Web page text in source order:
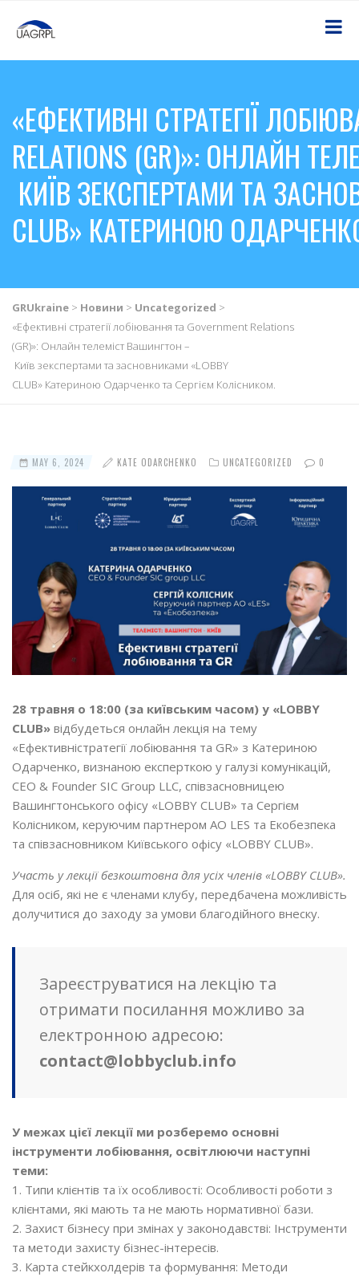
«ЕФЕКТИВНІ СТРАТЕГІЇ
RELATIONS (GR)»: ОНЛАЙН
КИЇВ ЗЕКСПЕРТАМИ ТА
CLUB» КАТЕРИНОЮ
GRUkraine > Новини > Uncategorized >
«Ефективні стратегії лобіювання та Government Relations
(GR)»: Онлайн телеміст Вашингтон –
Київ зекспертами та засновниками «LOBBY
CLUB» Катериною Одарченко та Сергієм Колісником.
MAY 6, 2024 KATE ODARCHENKO UNCATEGORIZED 0
28 травня о 18:00 (за київським часом) у «LOBBY
CLUB» відбудеться онлайн лекція на тему
«Ефективністратегії лобіювання та GR» з Катериною
Одарченко, визнаною експерткою у галузі комунікацій,
CEO & Founder SIC Group LLC, співзасновницею
Вашингтонського офісу «LOBBY CLUB» та Сергієм
Колісником, керуючим партнером АО LES та Екобезпека
та співзасновником Київського офісу «LOBBY CLUB».
Участь у лекції безкоштовна для усіх членів «LOBBY CLUB».
Для осіб, які не є членами клубу, передбачена можливість
долучитися до заходу за умови благодійного внеску.
Зареєструватися на лекцію та
отримати посилання можливо за
електронною адресою:
contact@lobbyclub.info
У межах цієї лекції ми розберемо основні
інструменти лобіювання, освітлюючи наступні
теми:
1. Типи клієнтів та їх особливості: Особливості роботи з
клієнтами, які мають та не мають нормативної бази.
2. Захист бізнесу при змінах у законодавстві: Інструменти
та методи захисту бізнес-інтересів.
3. Карта стейкхолдерів та формування: Методи